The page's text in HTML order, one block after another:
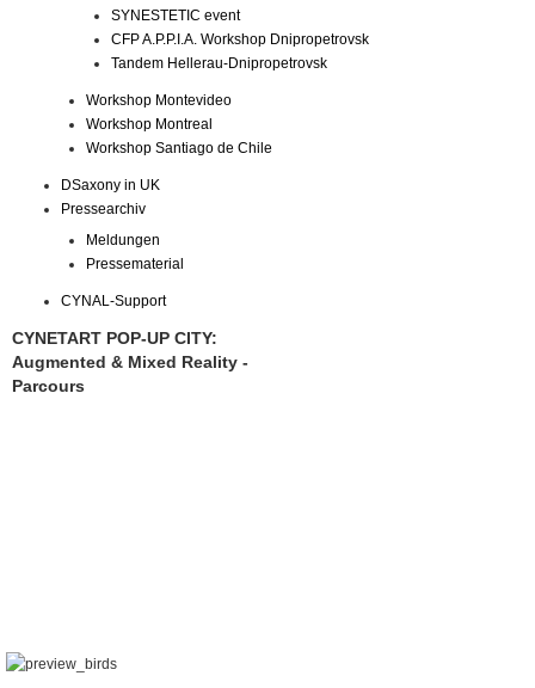
SYNESTETIC event
CFP A.P.P.I.A. Workshop Dnipropetrovsk
Tandem Hellerau-Dnipropetrovsk
Workshop Montevideo
Workshop Montreal
Workshop Santiago de Chile
DSaxony in UK
Pressearchiv
Meldungen
Pressematerial
CYNAL-Support
CYNETART POP-UP CITY:
Augmented & Mixed Reality -
Parcours